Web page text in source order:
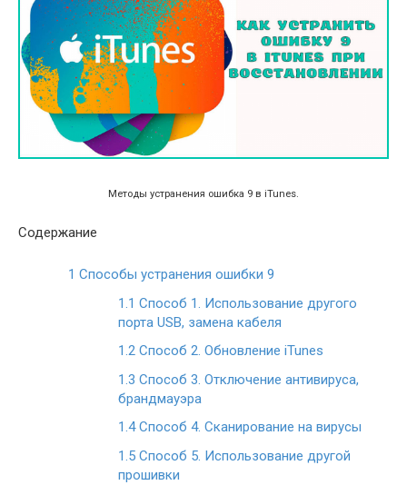
Методы устранения ошибка 9 в iTunes.
Содержание
1 Способы устранения ошибки 9
1.1 Способ 1. Использование другого
порта USB, замена кабеля
1.2 Способ 2. Обновление iTunes
1.3 Способ 3. Отключение антивируса,
брандмауэра
1.4Способ 4. Сканирование на вирусы
1.5 Способ 5. Использование другой
прошивки